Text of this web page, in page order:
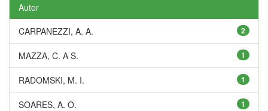
Autor
2
CARPANEZZI, A. A.
1
MAZZA, C. A S.
1
RADOMSKI, M. I.
1
SOARES, A. O.